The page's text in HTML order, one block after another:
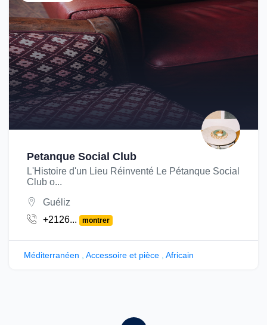
Petanque Social Club
L'Histoire d'un Lieu Réinventé Le Pétanque Social
Club o...
Guéliz
+2126...
montrer
Méditerranéen Accessoire et pièce Africain